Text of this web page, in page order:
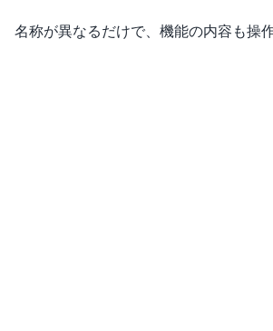
名称が異なるだけで、機能の内容も操